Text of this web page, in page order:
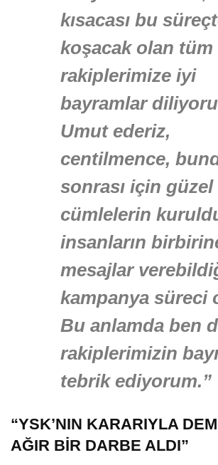
kısacası bu
koşacak olan tüm
rakiplerimize iyi
bayramlar
Umut ederiz,
centilmence,
sonrası için güzel
cümlelerin
insanların
mesajlar
kampanya süreci
Bu anlamda ben
rakiplerimizin
tebrik ediyorum.”
“YSK’NIN KARARIYLA
AĞIR BİR DARBE ALDI”